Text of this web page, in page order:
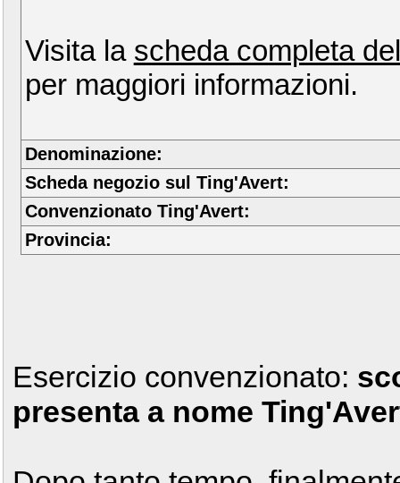
Visita la scheda completa
per maggiori informazioni.
Denominazione:
Scheda negozio sul Ting'Avert:
Convenzionato Ting'Avert:
Provincia:
Esercizio convenzionato:
presenta a nome